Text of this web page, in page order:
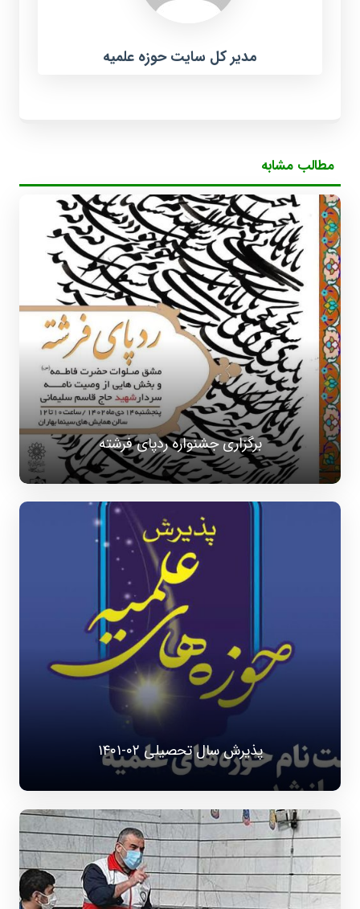
مدیر کل سایت حوزه علمیه
مطالب مشابه
برگزاری جشنواره ردپای فرشته
پذیرش سال تحصیلی ۰۲-۱۴۰۱